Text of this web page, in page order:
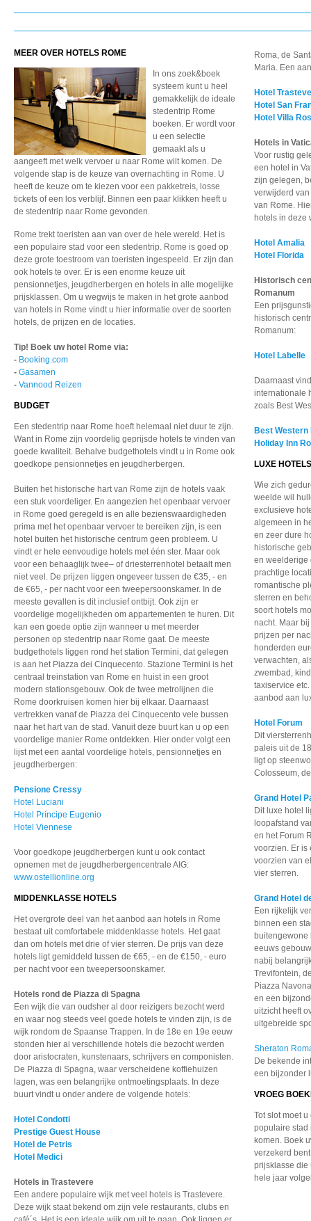
MEER OVER HOTELS ROME
In ons zoek&boek
systeem kunt u heel
gemakkelijk de ideale
stedentrip Rome
boeken. Er wordt voor
u een selectie
gemaakt als u
aangeeft met welk vervoer u naar Rome wilt komen. De
volgende stap is de keuze van overnachting in Rome. U
heeft de keuze om te kiezen voor een pakketreis, losse
tickets of een los verblijf. Binnen een paar klikken heeft u
de stedentrip naar Rome gevonden.
Rome trekt toeristen aan van over de hele wereld. Het is
een populaire stad voor een stedentrip. Rome is goed op
deze grote toestroom van toeristen ingespeeld. Er zijn dan
ook hotels te over. Er is een enorme keuze uit
pensionnetjes, jeugdherbergen en hotels in alle mogelijke
prijsklassen. Om u wegwijs te maken in het grote aanbod
van hotels in Rome vindt u hier informatie over de soorten
hotels, de prijzen en de locaties.
Tip! Boek uw hotel Rome via:
- Booking.com
- Gasamen
- Vannood Reizen
BUDGET
Een stedentrip naar Rome hoeft helemaal niet duur te zijn.
Want in Rome zijn voordelig geprijsde hotels te vinden van
goede kwaliteit. Behalve budgethotels vindt u in Rome ook
goedkope pensionnetjes en jeugdherbergen.
Buiten het historische hart van Rome zijn de hotels vaak
een stuk voordeliger. En aangezien het openbaar vervoer
in Rome goed geregeld is en alle bezienswaardigheden
prima met het openbaar vervoer te bereiken zijn, is een
hotel buiten het historische centrum geen probleem. U
vindt er hele eenvoudige hotels met één ster. Maar ook
voor een behaaglijk twee– of driesterrenhotel betaalt men
niet veel. De prijzen liggen ongeveer tussen de €35, - en
de €65, - per nacht voor een tweepersoonskamer. In de
meeste gevallen is dit inclusief ontbijt. Ook zijn er
voordelige mogelijkheden om appartementen te huren. Dit
kan een goede optie zijn wanneer u met meerder
personen op stedentrip naar Rome gaat. De meeste
budgethotels liggen rond het station Termini, dat gelegen
is aan het Piazza dei Cinquecento. Stazione Termini is het
centraal treinstation van Rome en huist in een groot
modern stationsgebouw. Ook de twee metrolijnen die
Rome doorkruisen komen hier bij elkaar. Daarnaast
vertrekken vanaf de Piazza dei Cinquecento vele bussen
naar het hart van de stad. Vanuit deze buurt kan u op een
voordelige manier Rome ontdekken. Hier onder volgt een
lijst met een aantal voordelige hotels, pensionnetjes en
jeugdherbergen:
Pensione Cressy
Hotel Luciani
Hotel Príncipe Eugenio
Hotel Viennese
Voor goedkope jeugdherbergen kunt u ook contact
opnemen met de jeugdherbergencentrale AIG:
www.ostellionline.org
MIDDENKLASSE HOTELS
Het overgrote deel van het aanbod aan hotels in Rome
bestaat uit comfortabele middenklasse hotels. Het gaat
dan om hotels met drie of vier sterren. De prijs van deze
hotels ligt gemiddeld tussen de €65, - en de €150, - euro
per nacht voor een tweepersoonskamer.
Hotels rond de Piazza di Spagna
Een wijk die van oudsher al door reizigers bezocht werd
en waar nog steeds veel goede hotels te vinden zijn, is de
wijk rondom de Spaanse Trappen. In de 18e en 19e eeuw
stonden hier al verschillende hotels die bezocht werden
door aristocraten, kunstenaars, schrijvers en componisten.
De Piazza di Spagna, waar verscheidene koffiehuizen
lagen, was een belangrijke ontmoetingsplaats. In deze
buurt vindt u onder andere de volgende hotels:
Hotel Condotti
Prestige Guest House
Hotel de Petris
Hotel Medici
Hotels in Trastevere
Een andere populaire wijk met veel hotels is Trastevere.
Deze wijk staat bekend om zijn vele restaurants, clubs en
Roma, de
Maria. Een
Hotel
Hotel San
Hotel Villa
Hotels in
Voor rustig
een hotel in
zijn gelegen,
verwijderd
van Rome.
hotels in deze
Hotel Amalia
Hotel Florida
Historisch
Romanum
Een
historisch
Romanum:
Hotel Labelle
Daarnaast
internationale
zoals Best
Best Western
Holiday Inn
LUXE
Wie zich
weelde wil
exclusieve
algemeen in
en zeer dure
historische
en weelderige
prachtige
romantische
sterren en
soort hotels
nacht. Maar
prijzen per
honderden
verwachten,
zwembad,
taxiservice
aanbod aan
Hotel Forum
Dit
paleis uit de
ligt op
Colosseum,
Grand Hotel
Dit luxe hotel
loopafstand
en het Forum
voorzien. Er is
voorzien van
vier sterren.
Grand Hotel
Een rijkelijk
binnen een
buitengewone
eeuws
nabij
Trevifontein,
Piazza
en een
uitzicht heeft
uitgebreide
Sheraton
De bekende
een bijzonder
VROEG
Tot slot moet
populaire stad
komen. Boek
verzekerd
prijsklasse die
hele jaar